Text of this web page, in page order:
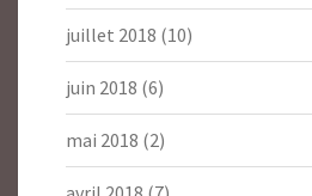
juillet 2018 (10)
juin 2018 (6)
mai 2018 (2)